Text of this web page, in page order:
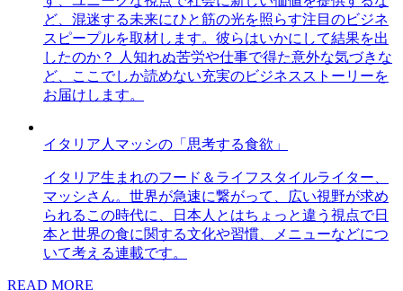
ど、混迷する未来にひと筋の光を照らす注目のビジネ
スピープルを取材します。彼らはいかにして結果を出
したのか？ 人知れぬ苦労や仕事で得た意外な気づきな
ど、ここでしか読めない充実のビジネスストーリーを
お届けします。
イタリア人マッシの「思考する食欲」
イタリア生まれのフード＆ライフスタイルライター、
マッシさん。世界が急速に繋がって、広い視野が求め
られるこの時代に、日本人とはちょっと違う視点で日
本と世界の食に関する文化や習慣、メニューなどにつ
いて考える連載です。
READ MORE